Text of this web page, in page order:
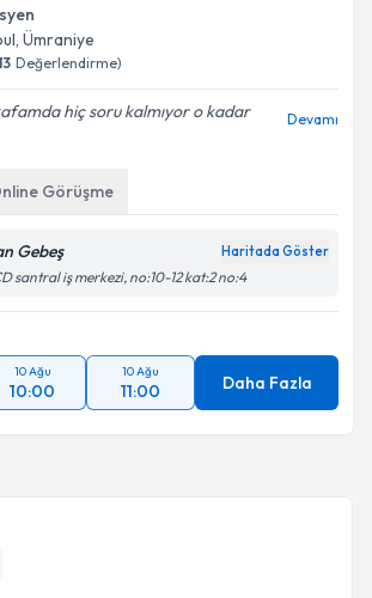
, Ümraniye
Değerlendirme)
hiç soru kalmıyor o kadar
Devamı
Görüşme
Gebeş Haritada Göster
santral iş merkezi, no:10-12 kat:2 no:4
10 Ağu
10:00
10 Ağu
11:00 Daha Fazla